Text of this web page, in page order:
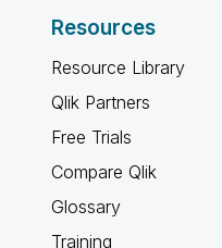
Resources
Resource Library
Qlik Partners
Free Trials
Compare Qlik
Glossary
Training